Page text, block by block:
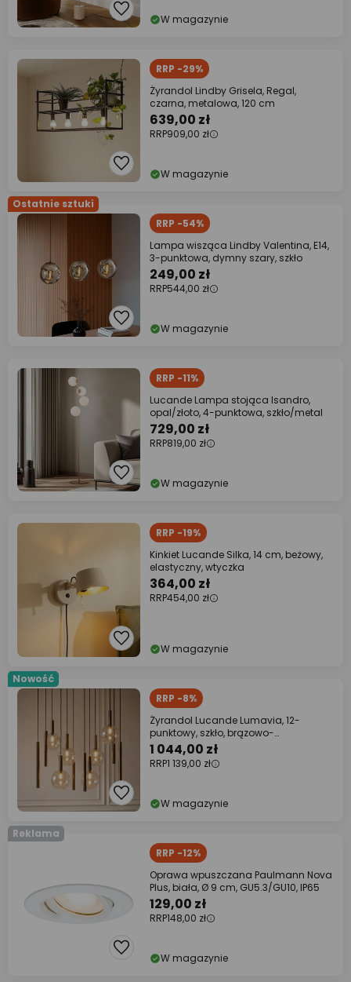
W magazynie
RRP -29%
Żyrandol Lindby Grisela, Regal,
czarna, metalowa, 120 cm
639,00 zł
RRP909,00 zł
W magazynie
Ostatnie sztuki
RRP -54%
Lampa wisząca Lindby Valentina, E14,
3-punktowa, dymny szary, szkło
249,00 zł
RRP544,00 zł
W magazynie
RRP -11%
Lucande Lampa stojąca Isandro,
opal/złoto, 4-punktowa, szkło/metal
729,00 zł
RRP819,00 zł
W magazynie
RRP -19%
Kinkiet Lucande Silka, 14 cm, beżowy,
elastyczny, wtyczka
364,00 zł
RRP454,00 zł
W magazynie
Nowość
RRP -8%
Żyrandol Lucande Lumavia, 12-
punktowy, szkło, brązowo-
bursztynowa, G9
1 044,00 zł
RRP1 139,00 zł
W magazynie
Reklama
RRP -12%
Oprawa wpuszczana Paulmann Nova
Plus, biała, Ø 9 cm, GU5.3/GU10, IP65
129,00 zł
RRP148,00 zł
W magazynie